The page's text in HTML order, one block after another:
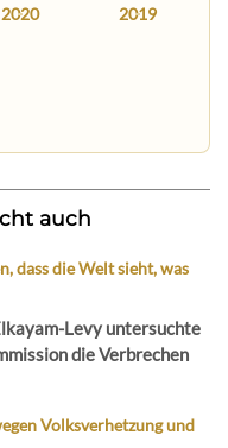
2020 2019
auch
dass die Welt sieht, was
Levy untersuchte
die Verbrechen
Volksverhetzung und